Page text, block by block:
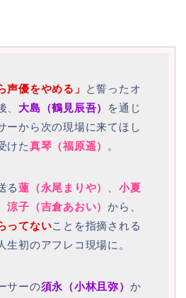
声優をやめる」
と誓ったオ
、 大島（鶴見辰吾）
を通じ
ーから次の現場に来てほし
けた真琴（福原遥） 。
る蓮（永尾まりや）
小夏
、涼子（吉倉あおい）から、
ってないことを指摘される
生初のアフレコ現場に。
サーの須永（小林且弥） か